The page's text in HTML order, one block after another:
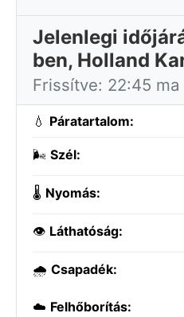
Jelenlegi
ben, Holland
Frissítve: 22:45 ma
💧 Páratartalom:
🌬️ Szél:
🌡️ Nyomás:
👁️ Láthatóság:
🌧️ Csapadék:
☁️ Felhőborítás: